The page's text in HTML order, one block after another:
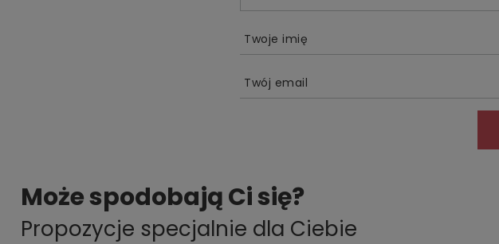
Twoje imię
Twój email
Może spodobają Ci się?
Propozycje specjalnie dla Ciebie